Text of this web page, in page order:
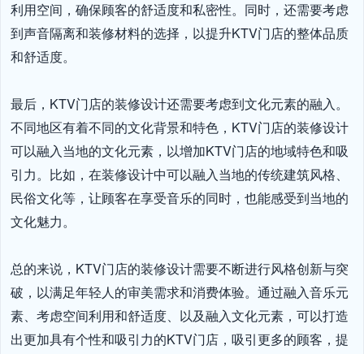
利用空间，确保顾客的舒适度和私密性。同时，还需要考虑
到声音隔离和装修材料的选择，以提升KTV门店的整体品质
和舒适度。
最后，KTV门店的装修设计还需要考虑到文化元素的融入。
不同地区有着不同的文化背景和特色，KTV门店的装修设计
可以融入当地的文化元素，以增加KTV门店的地域特色和吸
引力。比如，在装修设计中可以融入当地的传统建筑风格、
民俗文化等，让顾客在享受音乐的同时，也能感受到当地的
文化魅力。
总的来说，KTV门店的装修设计需要不断进行风格创新与突
破，以满足年轻人的审美需求和消费体验。通过融入音乐元
素、考虑空间利用和舒适度、以及融入文化元素，可以打造
出更加具有个性和吸引力的KTV门店，吸引更多的顾客，提